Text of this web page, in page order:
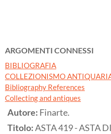
ARGOMENTI CONNESSI
BIBLIOGRAFIA
COLLEZIONISMO
Bibliography References
Collecting and antiques
Autore: Finarte.
Titolo:ASTA 419 - ASTA